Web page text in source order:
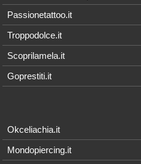
Passionetattoo.it
Troppodolce.it
Scoprilamela.it
Goprestiti.it
Okceliachia.it
Mondopiercing.it